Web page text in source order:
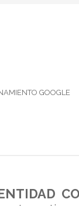
GOOGLE